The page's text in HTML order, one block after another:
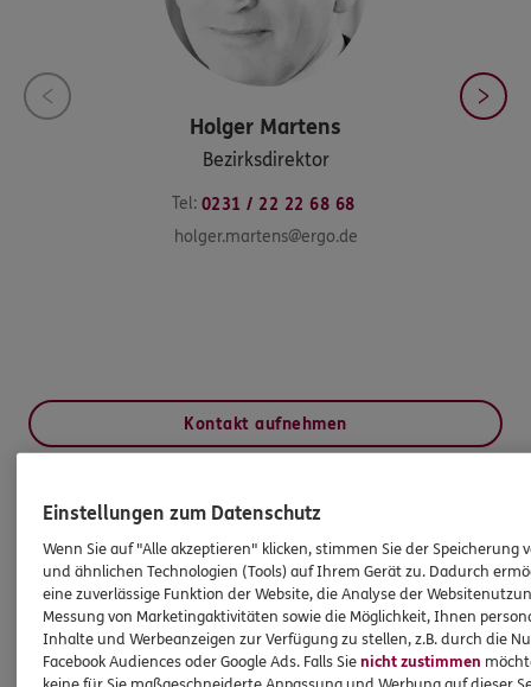
Holger Martens
Bezirksdirektor
Tel: 0231 / 22 22 68 68
holger.martens@ergo.de
Kontakt aufnehmen
HINWEIS
Wichtiges aus dem Vermittlerrecht
Ich bin verpflichtet, Ihnen Auskünfte zu meiner
Person zu geben. Sowohl Ihr Schutz als Verbraucher
sowie auch gesetzliche Regelungen halten mich
Einstellungen zum Datenschutz
Wenn Sie auf "Alle akzeptieren" klicken, stimmen Sie der Speicherung
und ähnlichen Technologien (Tools) auf Ihrem Gerät zu. Dadurch
eine zuverlässige Funktion der Website, die Analyse der
Messung von Marketingaktivitäten sowie die Möglichkeit, Ihnen
Inhalte und Werbeanzeigen zur Verfügung zu stellen, z.B. durch die
Facebook Audiences oder Google Ads. Falls Sienicht zustimmen